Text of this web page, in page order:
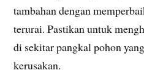
tambahan dengan
terurai. Pastikan untuk
di sekitar pangkal pohon
kerusakan.